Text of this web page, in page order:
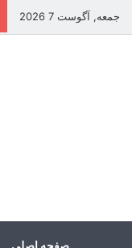
جمعه, آگوست 7 2026
صفحه اصلی